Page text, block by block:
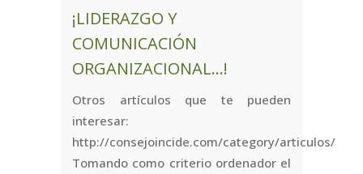
¡LIDERAZGO Y
COMUNICACIÓN
ORGANIZACIONAL…!
Otros artículos que te pueden
interesar:
http://consejoincide.com/category/articulos/
Tomando como criterio ordenador el